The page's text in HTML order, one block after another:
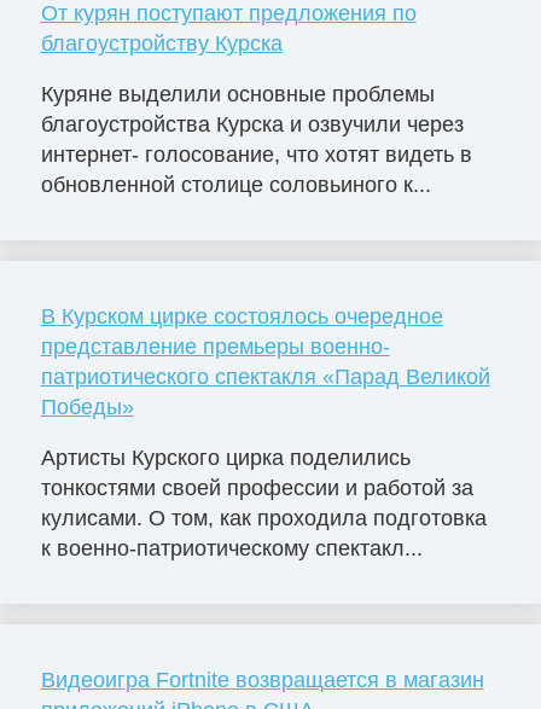
От курян поступают предложения по
благоустройству Курска
Куряне выделили основные проблемы
благоустройства Курска и озвучили через
интернет- голосование, что хотят видеть в
обновленной столице соловьиного к...
В Курском цирке состоялось очередное
представление премьеры военно-
патриотического спектакля «Парад Великой
Победы»
Артисты Курского цирка поделились
тонкостями своей профессии и работой за
кулисами. О том, как проходила подготовка
к военно-патриотическому спектакл...
Видеоигра Fortnite возвращается в магазин